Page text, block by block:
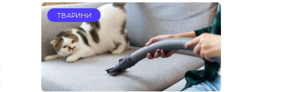
ТВАРИНИ